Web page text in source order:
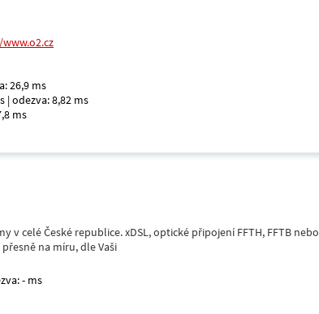
26,9 ms
| odezva: 8,82 ms
ms
celé České republice. xDSL, optické připojení FFTH, FFTB nebo
na míru, dle Vaši
- ms